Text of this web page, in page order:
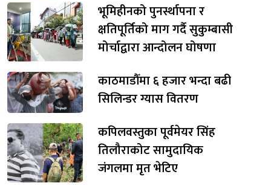
भूमिहीनको पुनर्स्थापना र
क्षतिपूर्तिको माग गर्दै सुकुम्बासी
मोर्चाद्वारा आन्दोलन घोषणा
काठमाडौँमा ६ हजार भन्दा बढी
सिलिन्डर ग्यास वितरण
कपिलवस्तुका पूर्वमेयर सिंह
तिलौराकोट सामुदायिक
जंगलमा मृत भेटिए